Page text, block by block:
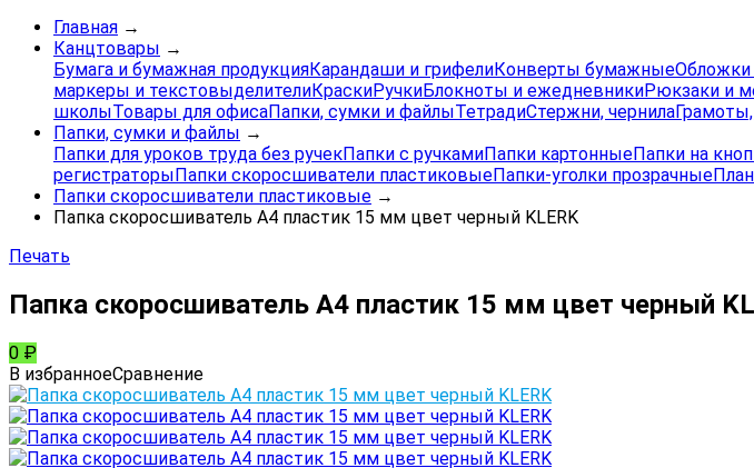
Главная →
Канцтовары →
Бумага и бумажная продукцияКарандаши и грифелиКонверты бумажныеОбложки
маркеры и текстовыделителиКраскиРучкиБлокноты и ежедневникиРюкзаки и
школыТовары для офисаПапки, сумки и файлыТетрадиСтержни, чернила
Папки, сумки и файлы →
Папки для уроков труда без ручекПапки с ручкамиПапки картонныеПапки на
регистраторыПапки скоросшиватели пластиковыеПапки-уголки прозрачные
Папки скоросшиватели пластиковые →
Папка скоросшиватель А4 пластик 15 мм цвет черный KLERK
Печать
Папка скоросшиватель А4 пластик 15 мм цвет черный
0 ₽
В избранноеСравнение